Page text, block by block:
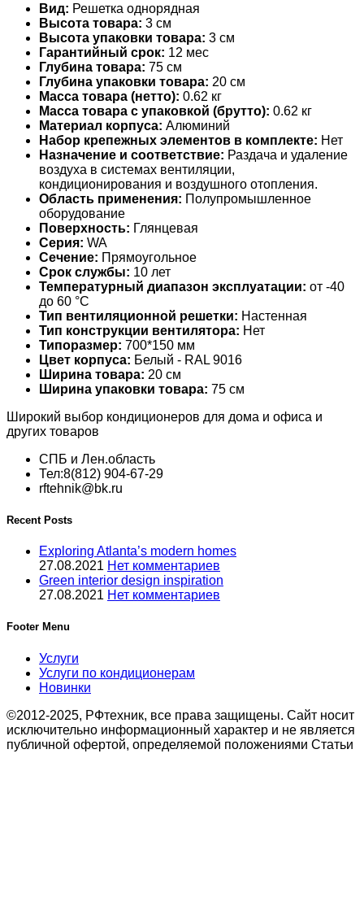
Вид: Решетка однорядная
Высота товара: 3 см
Высота упаковки товара: 3 см
Гарантийный срок: 12 мес
Глубина товара: 75 см
Глубина упаковки товара: 20 см
Масса товара (нетто): 0.62 кг
Масса товара с упаковкой (брутто): 0.62 кг
Материал корпуса: Алюминий
Набор крепежных элементов в комплекте: Нет
Назначение и соответствие: Раздача и удаление
воздуха в системах вентиляции,
кондиционирования и воздушного отопления.
Область применения: Полупромышленное
оборудование
Поверхность: Глянцевая
Серия: WA
Сечение: Прямоугольное
Срок службы: 10 лет
Температурный диапазон эксплуатации: от -40
до 60 °С
Тип вентиляционной решетки: Настенная
Тип конструкции вентилятора: Нет
Типоразмер: 700*150 мм
Цвет корпуса: Белый - RAL 9016
Ширина товара: 20 см
Ширина упаковки товара: 75 см
Широкий выбор кондиционеров для дома и офиса и
других товаров
СПБ и Лен.область
Тел:8(812) 904-67-29
rftehnik@bk.ru
Recent Posts
Exploring Atlanta’s modern homes
27.08.2021 Нет комментариев
Green interior design inspiration
27.08.2021 Нет комментариев
Footer Menu
Услуги
Услуги по кондиционерам
Новинки
©2012-2025, РФтехник, все права защищены. Сайт носит
исключительно информационный характер и не является
публичной офертой, определяемой положениями Статьи